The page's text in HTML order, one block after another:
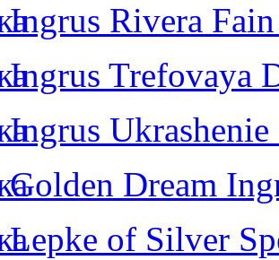
Ingrus Rivera
Ingrus Trefovaya
Ingrus Ukrashenie
Golden Dream
Lepke of Silver